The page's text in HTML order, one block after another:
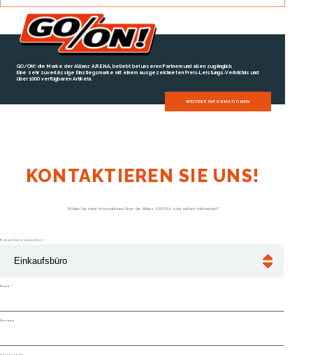
GO/ON!: die Marke der Allianz A.R.E.N.A, beliebt bei unseren Partnern und allen zugänglich.
Eine sehr zuverlässige Einstiegsmarke mit einem ausgezeichneten Preis‑Leistungs‑Verhältnis und
über 1000 verfügbaren Artikeln.
WEITERE INFORMATIONEN
KONTAKTIEREN SIE UNS!
Wollen Sie mehr Informationen über die Allianz A.R.E.N.A oder einfach mitmachen?
Einkaufsbüro auswählen *
Name *
Vorname *